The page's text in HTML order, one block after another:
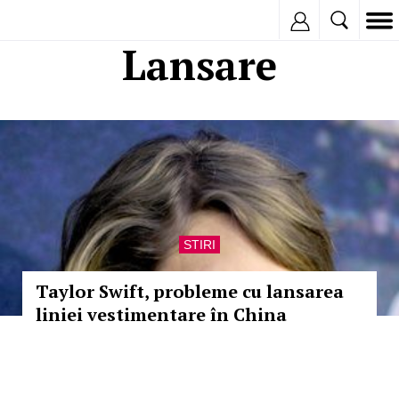
Lansare
STIRI
Taylor Swift, probleme cu lansarea
liniei vestimentare în China